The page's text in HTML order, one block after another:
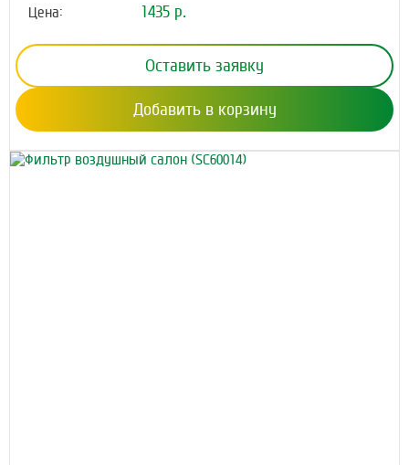
Цена: 1435 р.
Оставить заявку
Добавить в корзину